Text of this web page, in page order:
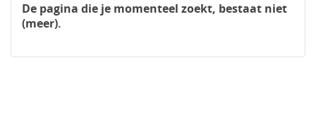
De pagina die je momenteel zoekt, bestaat niet
(meer).